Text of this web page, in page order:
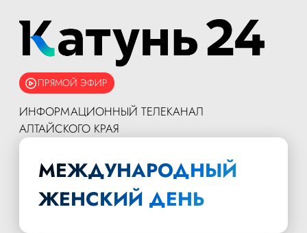
ПРЯМОЙ ЭФИР
ИНФОРМАЦИОННЫЙ ТЕЛЕКАНАЛ
АЛТАЙСКОГО КРАЯ
МЕЖДУНАРОДНЫЙ
ЖЕНСКИЙ ДЕНЬ